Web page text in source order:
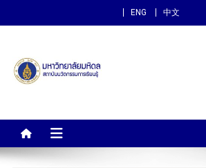
ENG 中文
สถาบันนวัตกรรมก